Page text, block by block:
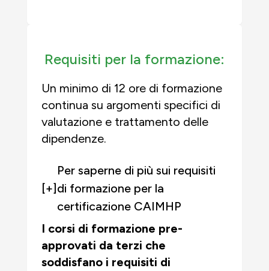
Requisiti per la formazione:
Un minimo di 12 ore di formazione
continua su argomenti specifici di
valutazione e trattamento delle
dipendenze.
[+]
Per saperne di più sui requisiti
di formazione per la
certificazione CAIMHP
I corsi di formazione pre-
approvati da terzi che
soddisfano i requisiti di